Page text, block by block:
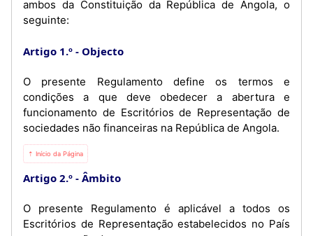
ambos da Constituição da República de Angola, o
seguinte:
Artigo 1.º Objecto
O presente Regulamento define os termos e
condições a que deve obedecer a abertura e
funcionamento de Escritórios de Representação de
sociedades não financeiras na República de Angola.
⇡ Início da Página
Artigo 2.º Âmbito
O presente Regulamento é aplicável a todos os
Escritórios de Representação estabelecidos no País